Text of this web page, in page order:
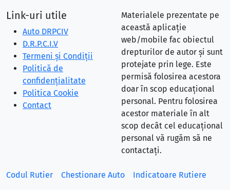
Link-uri utile
Auto DRPCIV
D.R.P.C.I.V
Termeni și Condiții
Politică de
confidențialitate
Politica Cookie
Contact
Materialele prezentate pe
această aplicație
web/mobile fac obiectul
drepturilor de autor și sunt
protejate prin lege. Este
permisă folosirea acestora
doar în scop educațional
personal. Pentru folosirea
acestor materiale în alt
scop decât cel educațional
personal vă rugăm să ne
contactați.
Codul Rutier Chestionare Auto Indicatoare Rutiere